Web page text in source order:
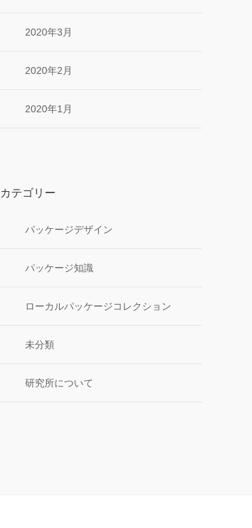
2020年3月
2020年2月
2020年1月
カテゴリー
パッケージデザイン
パッケージ知識
ローカルパッケージコレクション
未分類
研究所について